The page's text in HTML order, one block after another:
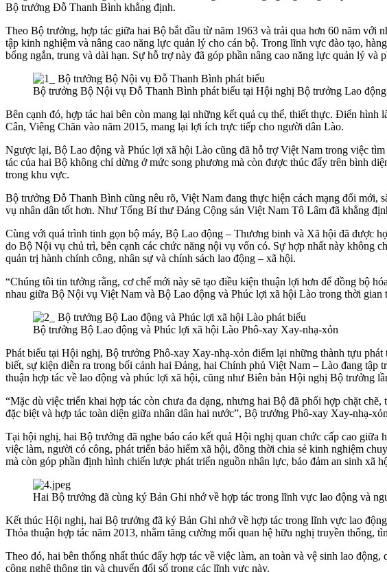
Bộ trưởng Đỗ Thanh Bình khẳng định.
Theo Bộ trưởng, hợp tác giữa hai Bộ bắt đầu từ năm 1963 và trải qua hơn 60 năm
tập kinh nghiệm và nâng cao năng lực quản lý cho cán bộ. Trong lĩnh vực đào tạo,
bổng ngắn, trung và dài hạn. Sự hỗ trợ này đã góp phần nâng cao năng lực quản lý
Bộ trưởng Bộ Nội vụ Đỗ Thanh Bình phát biểu tại Hội nghị Bộ trưởng Lao
Bên cạnh đó, hợp tác hai bên còn mang lại những kết quả cụ thể, thiết thực. Điển
Cân, Viêng Chăn vào năm 2015, mang lại lợi ích trực tiếp cho người dân Lào.
Ngược lại, Bộ Lao động và Phúc lợi xã hội Lào cũng đã hỗ trợ Việt Nam trong việc
tác của hai Bộ không chỉ dừng ở mức song phương mà còn được thúc đẩy trên bình
trong khu vực.
Bộ trưởng Đỗ Thanh Bình cũng nêu rõ, Việt Nam đang thực hiện cách mạng đổi mới,
vụ nhân dân tốt hơn. Như Tổng Bí thư Đảng Cộng sản Việt Nam Tô Lâm đã khẳng
Cùng với quá trình tinh gọn bộ máy, Bộ Lao động – Thương binh và Xã hội đã được
do Bộ Nội vụ chủ trì, bên cạnh các chức năng nội vụ vốn có. Sự hợp nhất này không
quản trị hành chính công, nhân sự và chính sách lao động – xã hội.
“Chúng tôi tin tưởng rằng, cơ chế mới này sẽ tạo điều kiện thuận lợi hơn để đồng bộ
nhau giữa Bộ Nội vụ Việt Nam và Bộ Lao động và Phúc lợi xã hội Lào trong thời
Bộ trưởng Bộ Lao động và Phúc lợi xã hội Lào Phô-xay Xay-nhạ-xỏn
Phát biểu tại Hội nghị, Bộ trưởng Phô-xay Xay-nhạ-xỏn điểm lại những thành tựu
biết, sự kiện diễn ra trong bối cảnh hai Đảng, hai Chính phủ Việt Nam – Lào đang
thuận hợp tác về lao động và phúc lợi xã hội, cũng như Biên bản Hội nghị Bộ trưởng
“Mặc dù việc triển khai hợp tác còn chưa đa dạng, nhưng hai Bộ đã phối hợp chặt
đặc biệt và hợp tác toàn diện giữa nhân dân hai nước”, Bộ trưởng Phô-xay Xay-nhạ-
Tại hội nghị, hai Bộ trưởng đã nghe báo cáo kết quả Hội nghị quan chức cấp cao
việc làm, người có công, phát triển bảo hiểm xã hội, đồng thời chia sẻ kinh nghiệm
mà còn góp phần định hình chiến lược phát triển nguồn nhân lực, bảo đảm an sinh xã
Hai Bộ trưởng đã cùng ký Bản Ghi nhớ về hợp tác trong lĩnh vực lao động và
Kết thúc Hội nghị, hai Bộ trưởng đã ký Bản Ghi nhớ về hợp tác trong lĩnh vực lao
Thỏa thuận hợp tác năm 2013, nhằm tăng cường mối quan hệ hữu nghị truyền thống,
Theo đó, hai bên thống nhất thúc đẩy hợp tác về việc làm, an toàn và vệ sinh lao
công nghệ thông tin và chuyển đổi số trong các lĩnh vực này.